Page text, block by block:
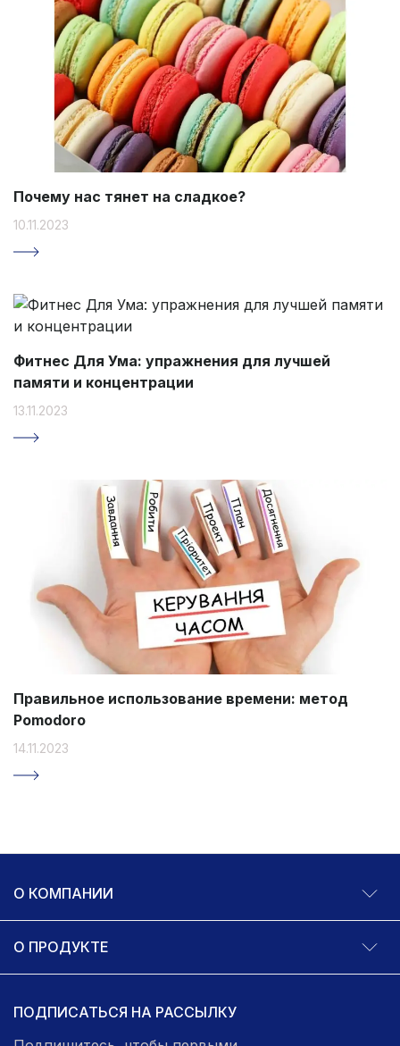
Почему нас тянет на сладкое?
10.11.2023
Фитнес Для Ума: упражнения для лучшей
памяти и концентрации
13.11.2023
Правильное использование времени: метод
Pomodoro
14.11.2023
О КОМПАНИИ
О ПРОДУКТЕ
ПОДПИСАТЬСЯ НА РАССЫЛКУ